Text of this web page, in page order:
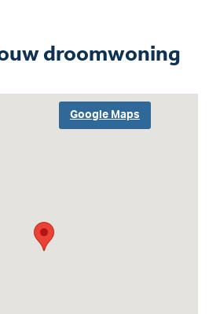
droomwoning
Google Maps